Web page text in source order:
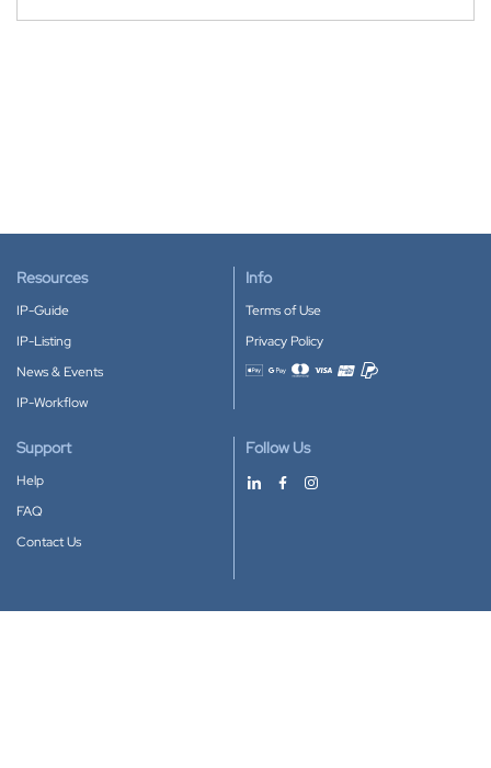
Resources
IP-Guide
IP-Listing
News & Events
IP-Workflow
Info
Terms of Use
Privacy Policy
Accepted payment methods
Support
Help
FAQ
Contact Us
Follow Us